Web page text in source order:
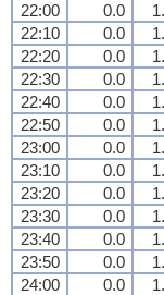
22:00
0.0
22:10
0.0
22:20
0.0
22:30
0.0
22:40
0.0
22:50
0.0
23:00
0.0
23:10
0.0
23:20
0.0
23:30
0.0
23:40
0.0
23:50
0.0
24:00
0.0